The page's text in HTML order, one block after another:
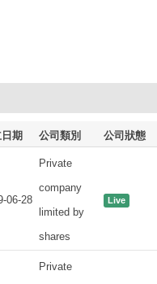
期 公司類別 公司狀態
06-28
Private
company
limited by
shares
Live
Private